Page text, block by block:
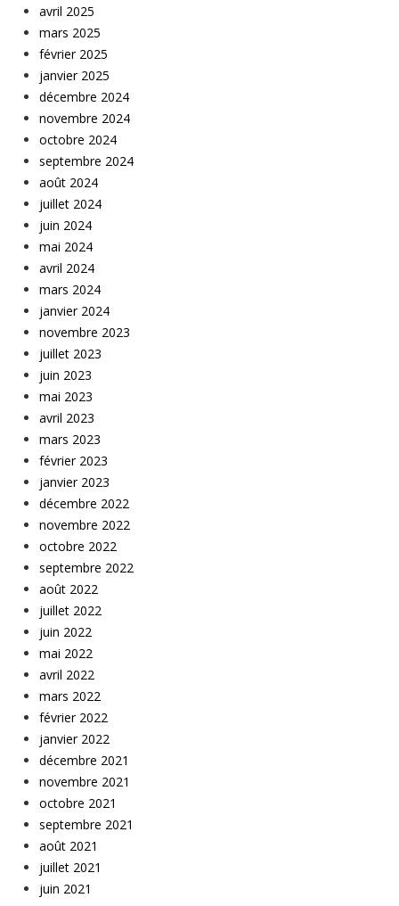
avril 2025
mars 2025
février 2025
janvier 2025
décembre 2024
novembre 2024
octobre 2024
septembre 2024
août 2024
juillet 2024
juin 2024
mai 2024
avril 2024
mars 2024
janvier 2024
novembre 2023
juillet 2023
juin 2023
mai 2023
avril 2023
mars 2023
février 2023
janvier 2023
décembre 2022
novembre 2022
octobre 2022
septembre 2022
août 2022
juillet 2022
juin 2022
mai 2022
avril 2022
mars 2022
février 2022
janvier 2022
décembre 2021
novembre 2021
octobre 2021
septembre 2021
août 2021
juillet 2021
juin 2021